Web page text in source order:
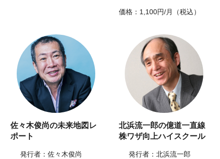
価格：1,100円/月（税込）
佐々木俊尚の未来地図レ
ポート
発行者：佐々木俊尚
北浜流一郎の億道一直線
株ワザ向上ハイスクール
発行者：北浜流一郎